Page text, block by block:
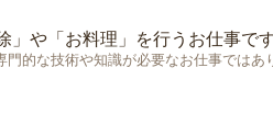
」や「 お料理 」を行うお仕事で
的な技術や知識が必要なお仕事ではあ